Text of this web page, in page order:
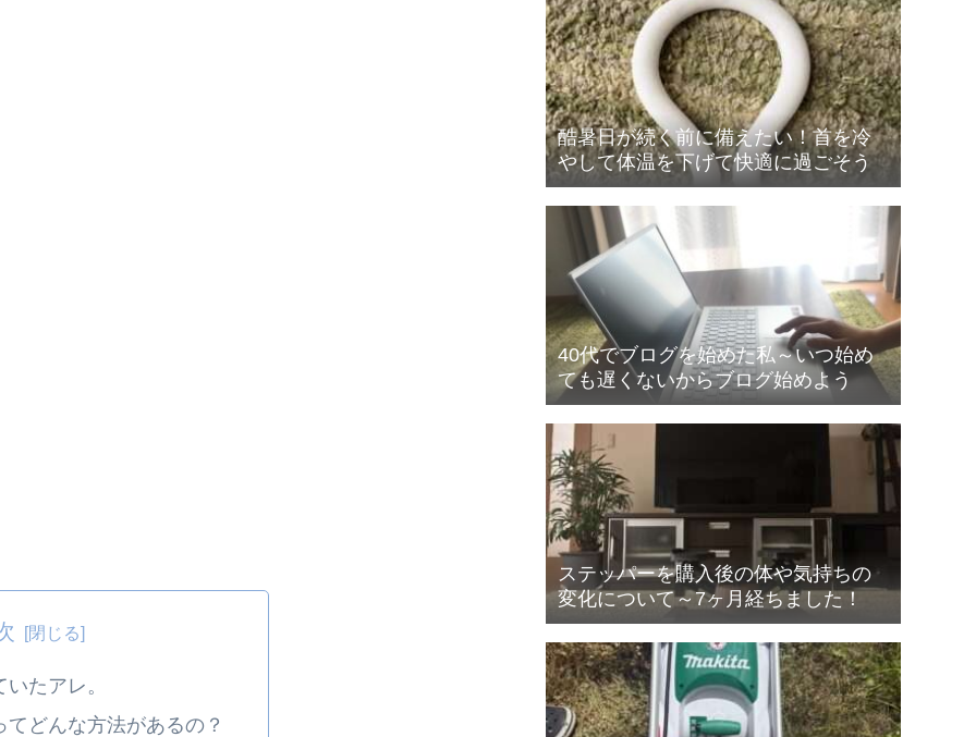
たアレ。
どんな方法があるの？
酷暑日が続く前に備えたい！首を冷
やして体温を下げて快適に過ごそう
40代でブログを始めた私～いつ始め
ても遅くないからブログ始めよう
ステッパーを購入後の体や気持ちの
変化について～7ヶ月経ちました！